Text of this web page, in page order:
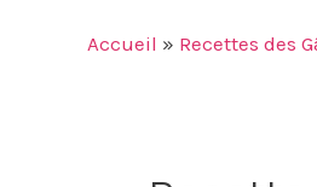
Accueil » Recettes des